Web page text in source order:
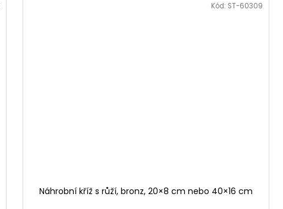
Náhrobní kříž s růží, bronz, 20×8 cm nebo 40×16 cm
Kód: ST-60309